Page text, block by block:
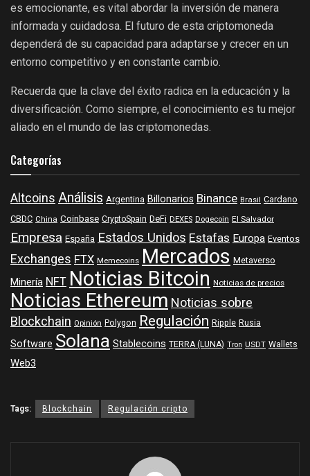
es emocionante, es vital abordar la inversión de manera
informada y cuidadosa. El futuro de esta criptomoneda
dependerá de su capacidad para adaptarse y crecer en un
entorno competitivo y en constante cambio.
Recuerda que la clave del éxito radica en la educación y la
diversificación. Como siempre, el conocimiento es tu mejor
aliado en el mundo de las criptomonedas.
Categorías
AltcoinsAnálisis Argentina BillonariosBinance Brasil Cardano
CBDC China Coinbase CryptoSpain DeFi DEXES Dogecoin El Salvador
Empresa España Estados UnidosEstafasEuropa Eventos
ExchangesFTX Memecoins Mercados Metaverso
MineríaNFTNoticias Bitcoin Noticias de precios
Noticias EthereumNoticias sobre
Blockchain Opinión Polygon Regulación Ripple Rusia
SoftwareSolanaStablecoins TERRA (LUNA) Tron USDT Wallets
Web3
Tags: Blockchain Regulación cripto